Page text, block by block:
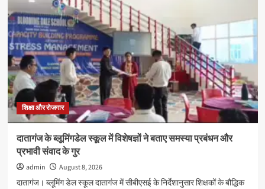
सप्ताह
2026
के
अवसर
पर
पोस्टर
प्रतियोगिता
का
आयोजन
शिक्षा और रोजगार
दातागंज के ब्लूमिंगडेल स्कूल में विशेषज्ञों ने बताए समस्या प्रबंधन और
प्रभावी संवाद के गुर
admin
August 8, 2026
दातागंज। ब्लूमिंग डेल स्कूल दातागंज में सीबीएसई के निर्देशानुसार शिक्षकों के बौद्धिक